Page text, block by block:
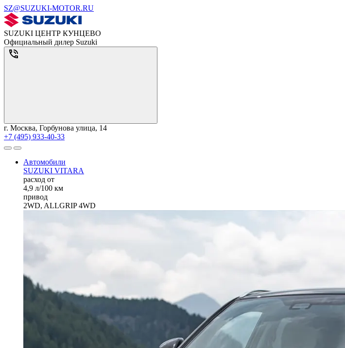
SZ@SUZUKI-MOTOR.RU
SUZUKI ЦЕНТР КУНЦЕВО
Официальный дилер Suzuki
г. Москва, Горбунова улица, 14
+7 (495) 933-40-33
Автомобили
SUZUKI VITARA
расход от
4,9 л/100 км
привод
2WD, ALLGRIP 4WD